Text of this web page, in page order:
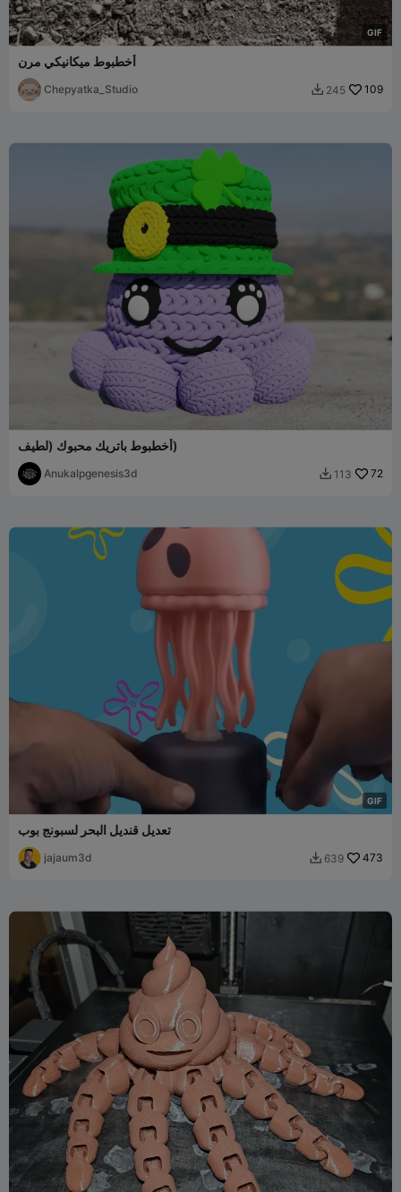
GIF
أخطبوط ميكانيكي مرن
Chepyatka_Studio  245 109
أخطبوط باتريك محبوك (لطيف)
Anukalpgenesis3d  113 72
GIF
تعديل قنديل البحر لسبونج بوب
jajaum3d  639 473